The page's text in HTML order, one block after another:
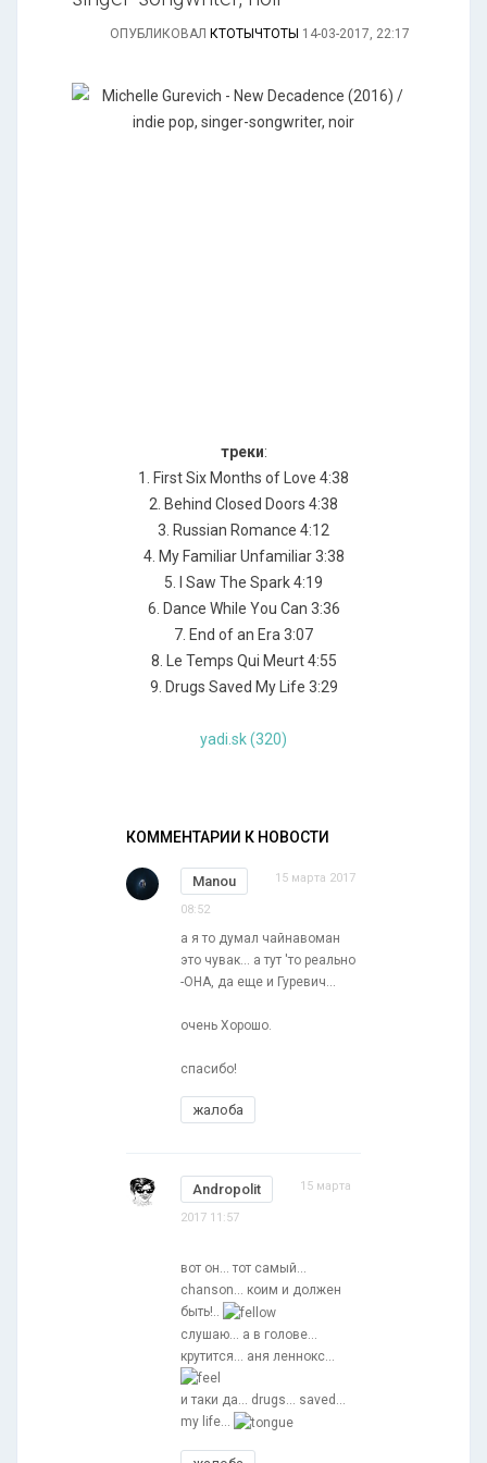
ОПУБЛИКОВАЛ КТОТЫЧТОТЫ 14-03-2017, 22:17
треки:
1. First Six Months of Love 4:38
2. Behind Closed Doors 4:38
3. Russian Romance 4:12
4. My Familiar Unfamiliar 3:38
5. I Saw The Spark 4:19
6. Dance While You Can 3:36
7. End of an Era 3:07
8. Le Temps Qui Meurt 4:55
9. Drugs Saved My Life 3:29
yadi.sk (320)
КОММЕНТАРИИ К НОВОСТИ
Manou 15 марта 2017
08:52
а я то думал чайнавоман
это чувак... а тут 'то реально
-ОНА, да еще и Гуревич...
очень Хорошо.
спасибо!
жалоба
Andropolit 15 марта
2017 11:57
вот он... тот самый...
chanson... коим и должен
быть!..
слушаю... а в голове...
крутится... аня леннокс...
и таки да... drugs... saved...
my life...